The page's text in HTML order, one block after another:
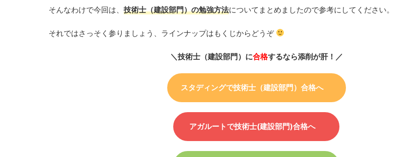
そんなわけで今回は、 技術士（建設部門）の勉強方法についてまとめましたので参考にしてください。
それではさっそく参りましょう、ラインナップはもくじからどうぞ
＼技術士（建設部門）に合格するなら添削が肝！／
スタディングで技術士（建設部門）合格へ
アガルートで技術士(建設部門)合格へ